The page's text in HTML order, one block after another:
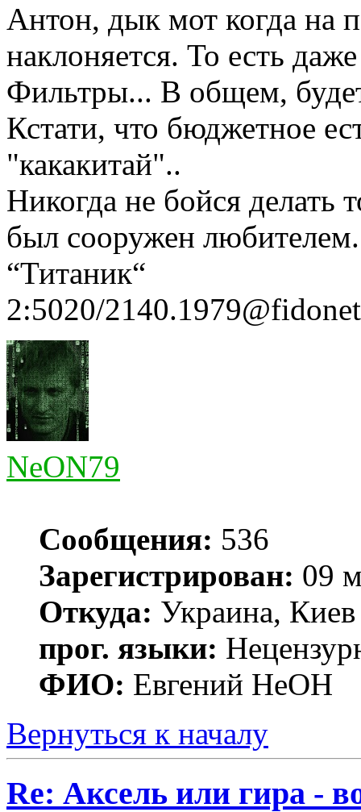
Антон, дык мот когда на
наклоняется. То есть
Фильтры... В общем,
Кстати, что бюджетное
"какакитай"..
Никогда не бойся делать
был сооружен
“Титаник“
2:5020/2140.1979@fidonet
NeON79
Сообщения: 536
Зарегистрирован: 09
Откуда: Украина, Киев
прог. языки:
ФИО: Евгений НеОН
Вернуться к началу
Re: Аксель или гира -